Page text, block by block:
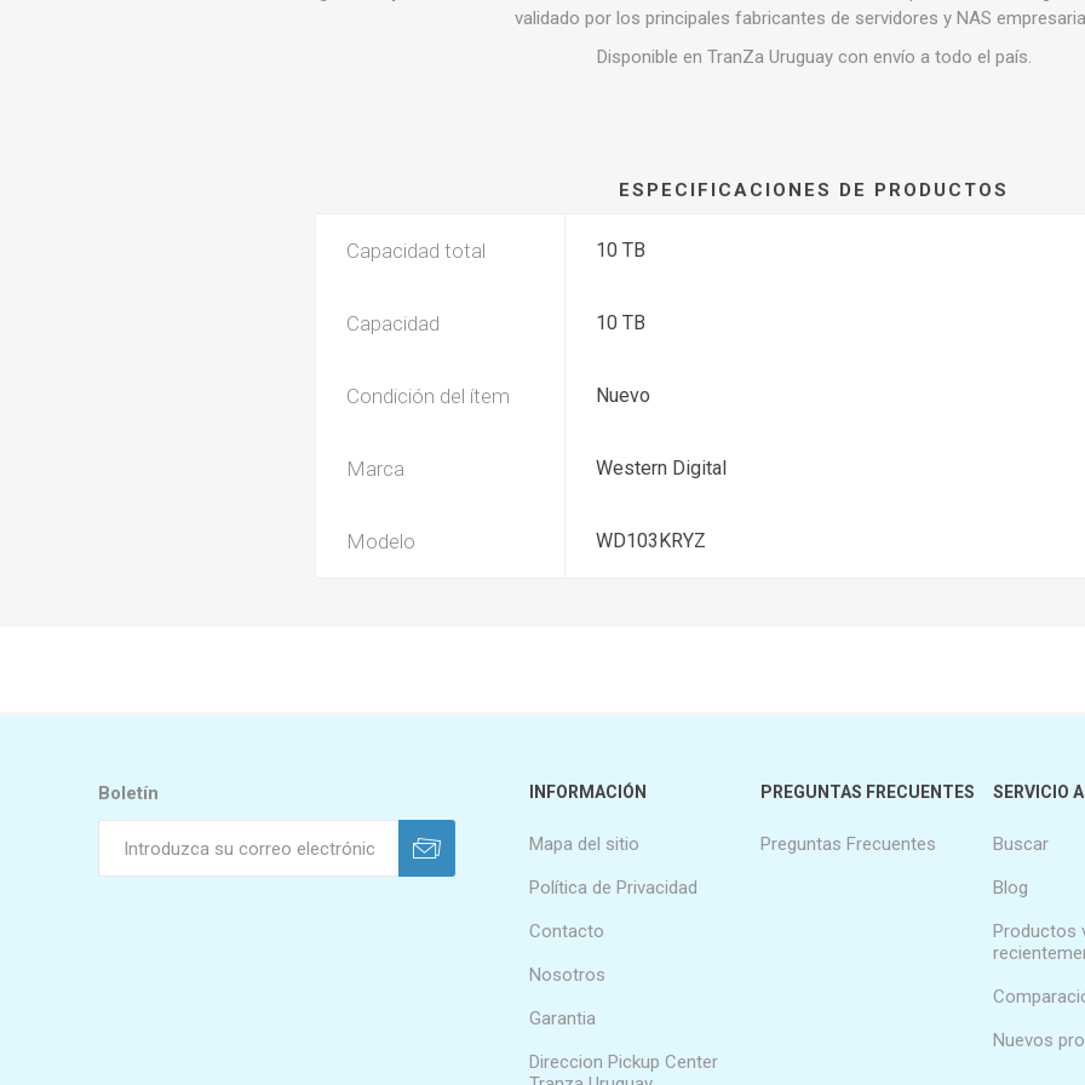
validado por los principales fabricantes de servidores y NAS
Disponible en TranZa Uruguay con envío a todo el país.
ESPECIFICACIONES DE PRODUCTOS
Capacidad total 10 TB
Capacidad 10 TB
Condición del ítem Nuevo
Marca Western Digital
Modelo WD103KRYZ
Boletín INFORMACIÓN
Mapa del sitio
Política de Privacidad
Contacto
Nosotros
Garantia
Direccion Pickup Center
PREGUNTAS FRECUENTES
Preguntas Frecuentes
SERVICIO
Buscar
Blog
Productos
Nuevos